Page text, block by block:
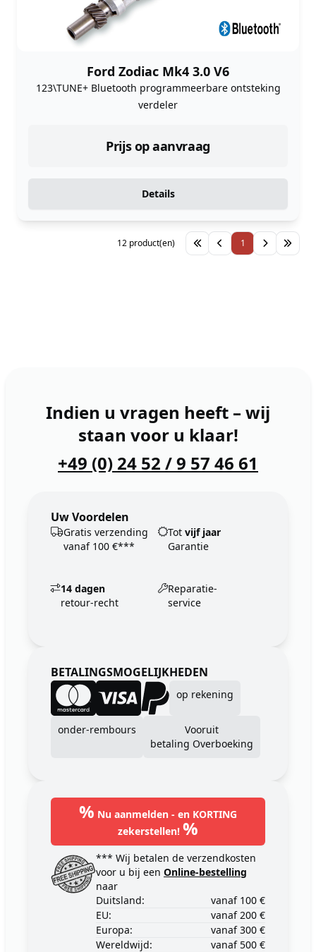
Ford Zodiac Mk4 3.0 V6
123\TUNE+ Bluetooth programmeerbare ontsteking
verdeler
Prijs op aanvraag
Details
1
12 product(en)
Indien u vragen heeft – wij
staan voor u klaar!
+49 (0) 24 52 / 9 57 46 61
Uw Voordelen
Gratis verzending
vanaf 100 €***
Tot vijf jaar
Garantie
14 dagen
retour-recht
Reparatie-
service
BETALINGSMOGELIJKHEDEN
op rekening
onder-rembours
Vooruit
betaling Overboeking
% Nu aanmelden - en KORTING
zekerstellen! %
*** Wij betalen de verzendkosten
voor u bij een Online-bestelling
naar
Duitsland:
vanaf 100 €
EU:
vanaf 200 €
Europa:
vanaf 300 €
Wereldwijd:
vanaf 500 €